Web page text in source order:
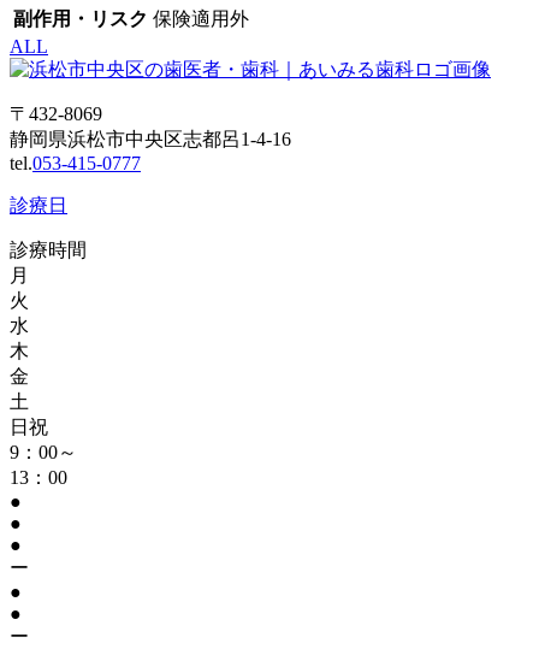
副作用・リスク 保険適用外
ALL
〒432-8069
静岡県浜松市中央区志都呂1-4-16
tel.053-415-0777
診療日
診療時間
月
火
水
木
金
土
日祝
9：00～
13：00
●
●
●
ー
●
●
ー